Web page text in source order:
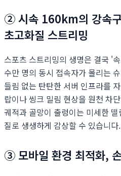
② 시속 160km의 강속
초고화질 스트리밍
스포츠 스트리밍의 생명은 결국 '
수만 명의 동시 접속자가 몰리는
들림 없는 탄탄한 서버 인프라를
랍이나 씽크 밀림 현상을 원천 차
궤적과 골망이 출렁이는 미세한
질로 생생하게 감상할 수 있습니다.
③ 모바일 환경 최적화,